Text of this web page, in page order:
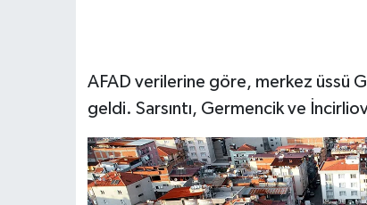
AFAD verilerine göre, merkez üssü
geldi. Sarsıntı, Germencik ve